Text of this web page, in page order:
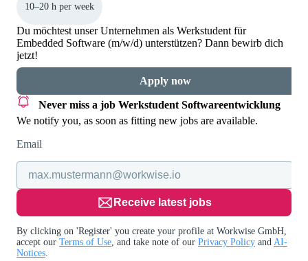
10–20 h per week
Du möchtest unser Unternehmen als Werkstudent für
Embedded Software (m/w/d) unterstützen? Dann bewirb dich
jetzt!
Apply now
Never miss a job Werkstudent Softwareentwicklung
We notify you, as soon as fitting new jobs are available.
Email
Receive latest jobs
By clicking on 'Register' you create your profile at Workwise GmbH,
accept our Terms of Use , and take note of our Privacy Policy and AI-
Notices